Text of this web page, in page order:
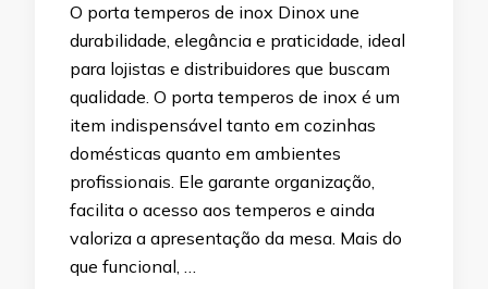
O porta temperos de inox Dinox une
durabilidade, elegância e praticidade, ideal
para lojistas e distribuidores que buscam
qualidade. O porta temperos de inox é um
item indispensável tanto em cozinhas
domésticas quanto em ambientes
profissionais. Ele garante organização,
facilita o acesso aos temperos e ainda
valoriza a apresentação da mesa. Mais do
que funcional, …